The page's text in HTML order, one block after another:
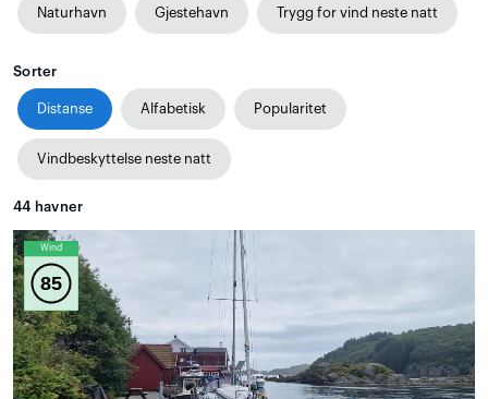
Naturhavn Gjestehavn Trygg for vind neste natt
Sorter
Distanse Alfabetisk Popularitet
Vindbeskyttelse neste natt
44 havner
Wind
85